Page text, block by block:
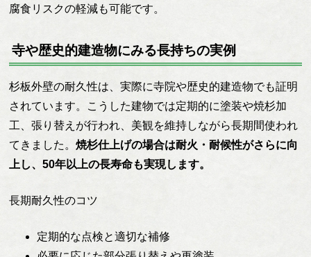
腐食リスクの軽減も可能です。
寺や歴史的建造物にみる長持ちの実例
杉板外壁の耐久性は、実際に寺院や歴史的建造物でも証明
されています。こうした建物では定期的に塗装や焼杉加
工、張り替えが行われ、美観を維持しながら長期間使われ
てきました。焼杉仕上げの場合は耐火・耐候性がさらに向
上し、50年以上の長寿命も実現します。
長期耐久性のコツ
定期的な点検と適切な補修